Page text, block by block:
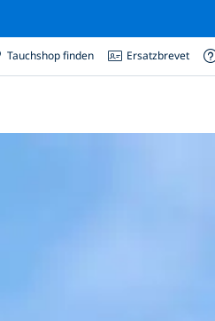
Tauchshop finden Ersatzbrevet